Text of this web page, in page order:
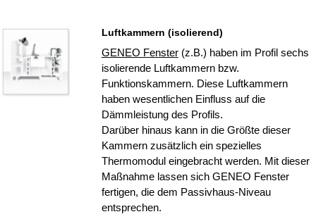
Luftkammern (isolierend)
GENEO Fenster(z.B.) haben im Profil sechs
isolierende Luftkammern bzw.
Funktionskammern. Diese Luftkammern
haben wesentlichen Einfluss auf die
Dämmleistung des Profils.
Darüber hinaus kann in die Größte dieser
Kammern zusätzlich ein spezielles
Thermomodul eingebracht werden. Mit dieser
Maßnahme lassen sich GENEO Fenster
fertigen, die dem Passivhaus-Niveau
entsprechen.